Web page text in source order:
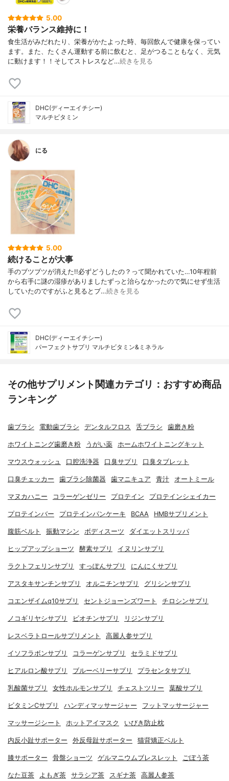
5.00
栄養バランス維持に！
食生活がみだれたり、栄養がかたよった時、毎回飲んで健康を保ってい
ます。また、たくさん運動する前に飲むと、足がつることもなく、元気
に動けます！！そしてストレスなど…続きを見る
DHC(ディーエイチシー)
マルチビタミン
にる
5.00
続けることが大事
手のブツブツが消えた!!必ずどうしたの？って聞かれていた…10年程前
から右手に謎の湿疹がありましたずっと治らなかったので気にせず生活
していたのですがふと見るとブ…続きを見る
DHC(ディーエイチシー)
パーフェクトサプリ マルチビタミン&ミネラル
その他サプリメント関連カテゴリ：おすすめ商品
ランキング
歯ブラシ 電動歯ブラシ デンタルフロス 舌ブラシ 歯磨き粉
ホワイトニング歯磨き粉 うがい薬 ホームホワイトニングキット
マウスウォッシュ 口腔洗浄器 口臭サプリ 口臭タブレット
口臭チェッカー 歯ブラシ除菌器 歯マニキュア 青汁 オートミール
マヌカハニー コラーゲンゼリー プロテイン プロテインシェイカー
プロテインバー プロテインパンケーキ BCAA HMBサプリメント
腹筋ベルト 振動マシン ボディスーツ ダイエットスリッパ
ヒップアップショーツ 酵素サプリ イヌリンサプリ
ラクトフェリンサプリ すっぽんサプリ にんにくサプリ
アスタキサンチンサプリ オルニチンサプリ グリシンサプリ
コエンザイムq10サプリ セントジョーンズワート チロシンサプリ
ノコギリヤシサプリ ビオチンサプリ リジンサプリ
レスベラトロールサプリメント 高麗人参サプリ
イソフラボンサプリ コラーゲンサプリ セラミドサプリ
ヒアルロン酸サプリ ブルーベリーサプリ プラセンタサプリ
乳酸菌サプリ 女性ホルモンサプリ チェストツリー 葉酸サプリ
ビタミンCサプリ ハンディマッサージャー フットマッサージャー
マッサージシート ホットアイマスク いびき防止枕
内反小趾サポーター 外反母趾サポーター 猫背矯正ベルト
膝サポーター 骨盤ショーツ ゲルマニウムブレスレット ごぼう茶
なた豆茶 よもぎ茶 サラシア茶 スギナ茶 高麗人参茶